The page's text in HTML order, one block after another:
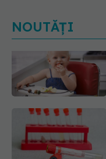
NOUTĂȚI